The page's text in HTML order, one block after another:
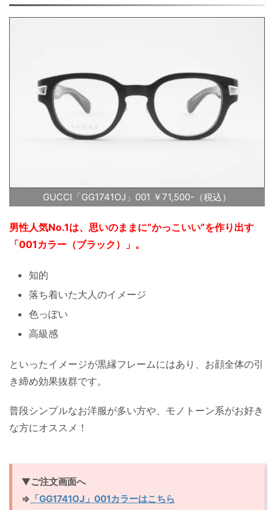
GUCCI「GG1741OJ」001 ￥71,500-（税込）
男性人気No.1は、思いのままに”かっこいい”を作り出す
「001カラー（ブラック）」。
知的
落ち着いた大人のイメージ
色っぽい
高級感
といったイメージが黒縁フレームにはあり、お顔全体の引
き締め効果抜群です。
普段シンプルなお洋服が多い方や、モノトーン系がお好き
な方にオススメ！
▼ご注文画面へ
⇒ 「GG1741OJ」001カラーはこちら